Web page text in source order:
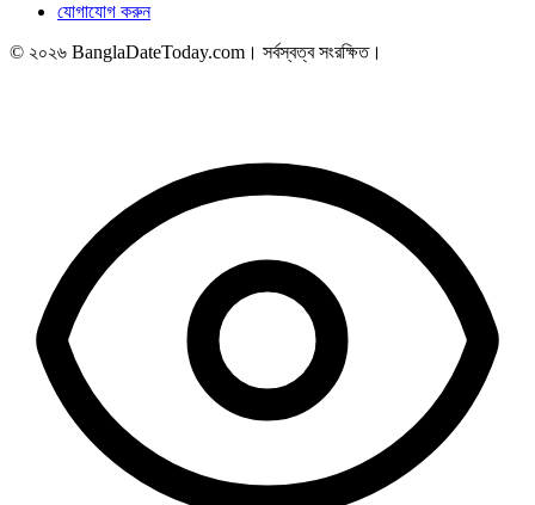
যোগাযোগ করুন
© ২০২৬ BanglaDateToday.com। সর্বস্বত্ব সংরক্ষিত।